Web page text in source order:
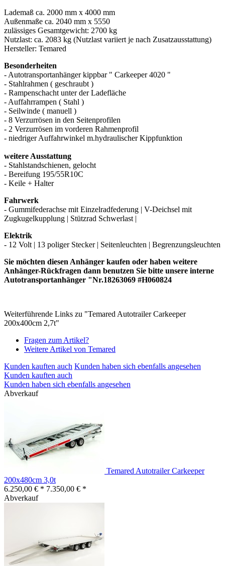
Lademaß ca. 2000 mm x 4000 mm
Außenmaße ca. 2040 mm x 5550
zulässiges Gesamtgewicht: 2700 kg
Nutzlast: ca. 2083 kg (Nutzlast variiert je nach Zusatzausstattung)
Hersteller: Temared
Besonderheiten
- Autotransportanhänger kippbar " Carkeeper 4020 "
- Stahlrahmen ( geschraubt )
- Rampenschacht unter der Ladefläche
- Auffahrrampen ( Stahl )
- Seilwinde ( manuell )
- 8 Verzurrösen in den Seitenprofilen
- 2 Verzurrösen im vorderen Rahmenprofil
- niedriger Auffahrwinkel m.hydraulischer Kippfunktion
weitere Ausstattung
- Stahlstandschienen, gelocht
- Bereifung 195/55R10C
- Keile + Halter
Fahrwerk
- Gummifederachse mit Einzelradfederung | V-Deichsel mit
Zugkugelkupplung | Stützrad Schwerlast |
Elektrik
- 12 Volt | 13 poliger Stecker | Seitenleuchten | Begrenzungsleuchten
Sie möchten diesen Anhänger kaufen oder haben weitere
Anhänger-Rückfragen dann benutzen Sie bitte unsere interne
Autotransportanhänger "Nr.18263069 #H060824
Weiterführende Links zu "Temared Autotrailer Carkeeper
200x400cm 2,7t"
Fragen zum Artikel?
Weitere Artikel von Temared
Kunden kauften auch Kunden haben sich ebenfalls angesehen
Kunden kauften auch
Kunden haben sich ebenfalls angesehen
Abverkauf
Temared Autotrailer Carkeeper
200x480cm 3,0t
6.250,00 € * 7.350,00 € *
Abverkauf